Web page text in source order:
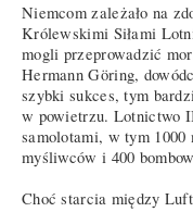
Niemcom zależało na
Królewskimi Siłami
mogli przeprowadzić
Hermann Göring,
szybki sukces, tym
w powietrzu. Lotnictwo
samolotami, w tym
myśliwców i 400
Choć starcia między